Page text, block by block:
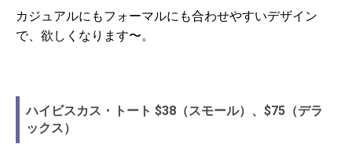
カジュアルにもフォーマルにも合わせやすいデザイン
で、欲しくなります〜。
ハイビスカス・トート $38（スモール）、$75（デラ
ックス）